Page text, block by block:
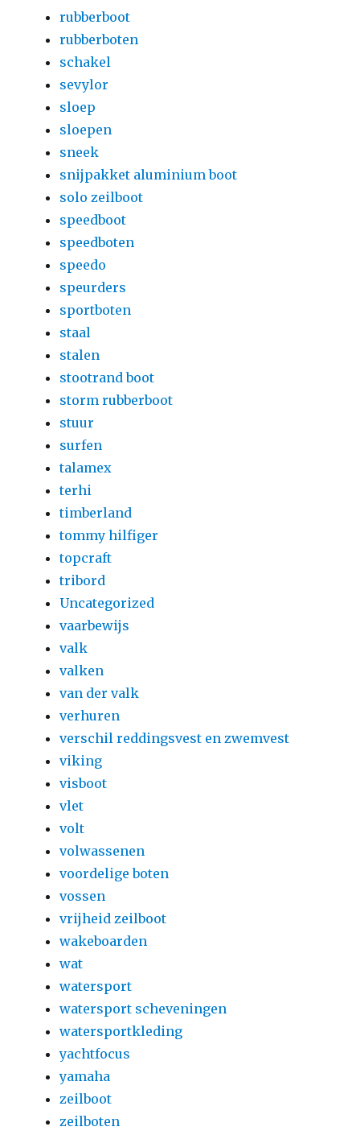
rubberboot
rubberboten
schakel
sevylor
sloep
sloepen
sneek
snijpakket aluminium boot
solo zeilboot
speedboot
speedboten
speedo
speurders
sportboten
staal
stalen
stootrand boot
storm rubberboot
stuur
surfen
talamex
terhi
timberland
tommy hilfiger
topcraft
tribord
Uncategorized
vaarbewijs
valk
valken
van der valk
verhuren
verschil reddingsvest en zwemvest
viking
visboot
vlet
volt
volwassenen
voordelige boten
vossen
vrijheid zeilboot
wakeboarden
wat
watersport
watersport scheveningen
watersportkleding
yachtfocus
yamaha
zeilboot
zeilboten